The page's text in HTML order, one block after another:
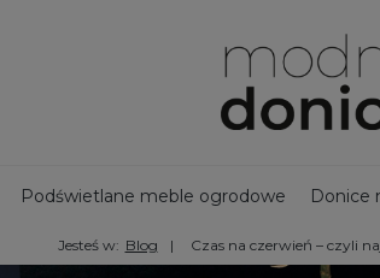
Podświetlane meble ogrodowe Donice
zbiornik na deszczówkę
Jesteś w: Blog Czas na czerwień – czyli